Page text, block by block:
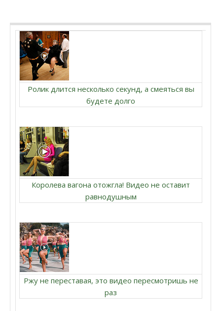
Ролик длится несколько секунд, а смеяться вы
будете долго
Королева вагона отожгла! Видео не оставит
равнодушным
Ржу не переставая, это видео пересмотришь не
раз